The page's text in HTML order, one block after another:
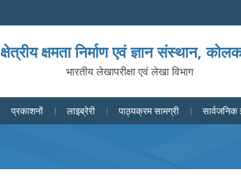
क्षेत्रीय क्षमता निर्माण एवं ज्ञान संस्थान,
भारतीय लेखापरीक्षा एवं लेखा विभाग
प्रकाशनों लाइब्रेरी पाठ्यक्रम सामग्री